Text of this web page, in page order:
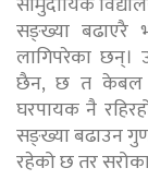
सङ्ख्या बढाएरै
लागिपरेका छन्।
छैन, छ त केबल
घरपायक नै
सङ्ख्या बढाउन
रहेको छ तर